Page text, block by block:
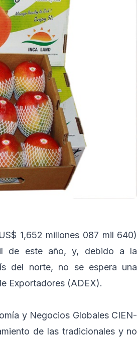
1,652 millones 087 mil 640)
de este año, y, debido a la
del norte, no se espera una
Exportadores (ADEX).
y Negocios Globales CIEN-
de las tradicionales y no